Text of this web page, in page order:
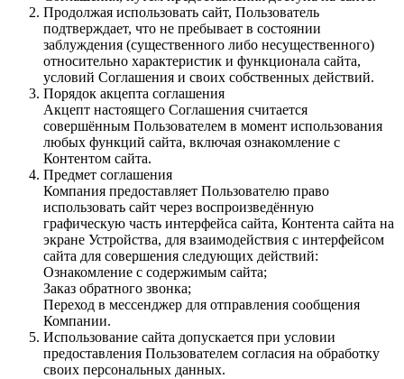
Продолжая использовать сайт, Пользователь
подтверждает, что не пребывает в состоянии
заблуждения (существенного либо несущественного)
относительно характеристик и функционала сайта,
условий Соглашения и своих собственных действий.
Порядок акцепта соглашения
Акцепт настоящего Соглашения считается
совершённым Пользователем в момент использования
любых функций сайта, включая ознакомление с
Контентом сайта.
Предмет соглашения
Компания предоставляет Пользователю право
использовать сайт через воспроизведённую
графическую часть интерфейса сайта, Контента сайта на
экране Устройства, для взаимодействия с интерфейсом
сайта для совершения следующих действий:
Ознакомление с содержимым сайта;
Заказ обратного звонка;
Переход в мессенджер для отправления сообщения
Компании.
Использование сайта допускается при условии
предоставления Пользователем согласия на обработку
своих персональных данных.